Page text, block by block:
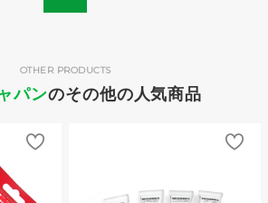
パンのその他の人気商品
OTHER PRODUCTS